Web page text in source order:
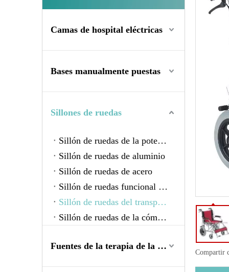
Camas de hospital eléctricas
Bases manualmente puestas
Sillones de ruedas
Sillón de ruedas de la potencia
Sillón de ruedas de aluminio
Sillón de ruedas de acero
Sillón de ruedas funcional del niño
Sillón de ruedas del transporte
Sillón de ruedas de la cómoda
Fuentes de la terapia de la rehabilitación
Compartir